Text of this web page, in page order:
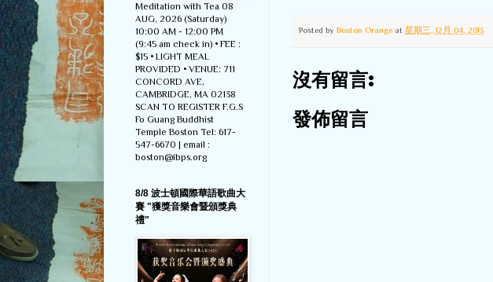
Posted by Boston Orange at 星期三, 12月 04, 2013
沒有留言:
發佈留言
Meditation with Tea 08
AUG, 2026 (Saturday)
10:00 AM - 12:00 PM
(9:45 am check in) • FEE :
$15 • LIGHT MEAL
PROVIDED • VENUE: 711
CONCORD AVE,
CAMBRIDGE, MA 02138
SCAN TO REGISTER F.G.S
Fo Guang Buddhist
Temple Boston Tel: 617-
547-6670 | email :
boston@ibps.org
8/8 波士頓國際華語歌曲大
賽 "獲獎音樂會暨頒獎典
禮"